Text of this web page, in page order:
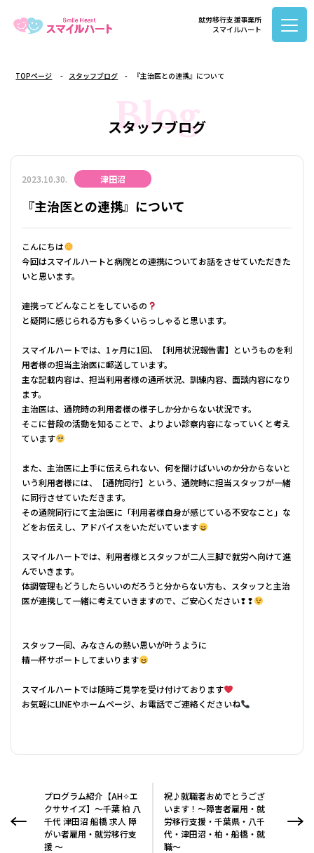
就労移行支援事業所
スマイルハート
TOPページ スタッフブログ 『主治医との連携』について
スタッフブログ
Blog
2023.10.30. 津田沼
『主治医との連携』について
こんにちは
今回はスマイルハートと病院との連携についてお話をさせていただきた
いと思います。
連携ってどんなことをしているの
と疑問に感じられる方も多くいらっしゃると思います。
スマイルハートでは、1ヶ月に1回、【利用状況報告書】というものを利
用者様の担当主治医に郵送しています。
主な記載内容は、担当利用者様の通所状況、訓練内容、面談内容になり
ます。
主治医は、通院時の利用者様の様子しか分からない状況です。
そこに普段の活動を知ることで、よりよい診察内容になっていくと考え
ています
また、主治医に上手に伝えられない、何を聞けばいいのか分からないと
いう利用者様には、【通院同行】という、通院時に担当スタッフが一緒
に同行させていただきます。
その通院同行にて主治医に「利用者様自身が感じている不安なこと」な
どをお伝えし、アドバイスをいただいています
スマイルハートでは、利用者様とスタッフが二人三脚で就労へ向けて進
んでいきます。
体調管理もどうしたらいいのだろうと分からない方も、スタッフと主治
医が連携して一緒に考えていきますので、ご安心ください❢❢
スタッフ一同、みなさんの熱い思いが叶うように
精一杯サポートしてまいります
スマイルハートでは随時ご見学を受け付けております
お気軽にLINEやホームページ、お電話でご連絡くださいね
プログラム紹介【AH✧エ
クササイズ】～千葉 柏 八
千代 津田沼 船橋 求人 障
がい者雇用・就労移行支
援 ～
祝♪就職者おめでとうござ
います！～障害者雇用・就
労移行支援・千葉県・八千
代・津田沼・柏・船橋・就
職～